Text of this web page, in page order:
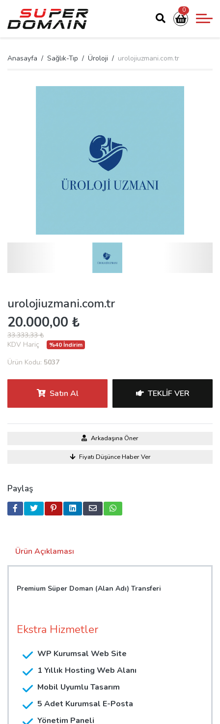
0
Anasayfa Sağlık-Tıp Üroloji urolojiuzmani.com.tr
urolojiuzmani.com.tr
20.000,00 ₺
33.333,33 ₺
KDV Hariç
%40 İndirim
Ürün Kodu: 5037
Satın Al TEKLIF VER
Arkadaşına Öner
Fiyatı Düşünce Haber Ver
Paylaş
Ürün Açıklaması
Premium Süper Doman (Alan Adı) Transferi
Ekstra Hizmetler
WP Kurumsal Web Site
1 Yıllık Hosting Web Alanı
Mobil Uyumlu Tasarım
5 Adet Kurumsal E-Posta
Yönetim Paneli